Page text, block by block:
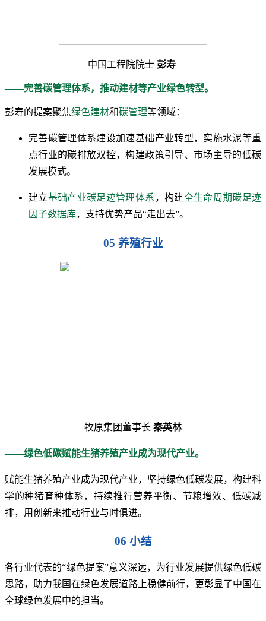
中国工程院院士 彭寿
——完善碳管理体系，推动建材等产业绿色转型。
彭寿的提案聚焦绿色建材和碳管理等领域：
完善碳管理体系建设加速基础产业转型，实施水泥等重
点行业的碳排放双控，构建政策引导、市场主导的低碳
发展模式。
建立基础产业碳足迹管理体系 ，构建全生命周期碳足迹
因子数据库，支持优势产品“走出去”。
05 养殖行业
牧原集团董事长 秦英林
——绿色低碳赋能生猪养殖产业成为现代产业。
赋能生猪养殖产业成为现代产业，坚持绿色低碳发展，构建科
学的种猪育种体系，持续推行营养平衡、节粮增效、低碳减
排，用创新来推动行业与时俱进。
06 小结
各行业代表的“绿色提案”意义深远，为行业发展提供绿色低碳
思路，助力我国在绿色发展道路上稳健前行，更彰显了中国在
全球绿色发展中的担当。